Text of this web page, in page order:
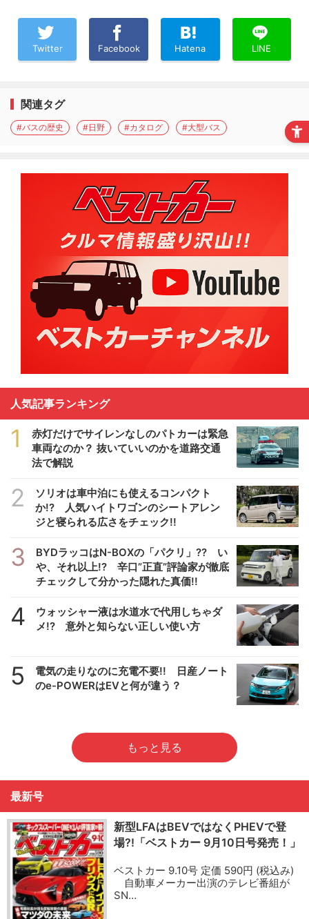
Twitter Facebook Hatena LINE
関連タグ
#バスの歴史 #日野 #カタログ #大型バス
人気記事ランキング
1
赤灯だけでサイレンなしのパトカーは緊急
車両なのか？ 抜いていいのかを道路交通
法で解説
2
ソリオは車中泊にも使えるコンパクト
か!? 人気ハイトワゴンのシートアレン
ジと寝られる広さをチェック!!
3
BYDラッコはN-BOXの「パクリ」?? い
や、それ以上!? 辛口”正直”評論家が徹底
チェックして分かった隠れた真価!!
4
ウォッシャー液は水道水で代用しちゃダ
メ!? 意外と知らない正しい使い方
5
電気の走りなのに充電不要!! 日産ノート
のe-POWERはEVと何が違う？
もっと見る
最新号
新型LFAはBEVではなくPHEVで登
場?!「ベストカー 9月10日号発売！」
ベストカー 9.10号 定価 590円 (税込み)
自動車メーカー出演のテレビ番組が
SN…